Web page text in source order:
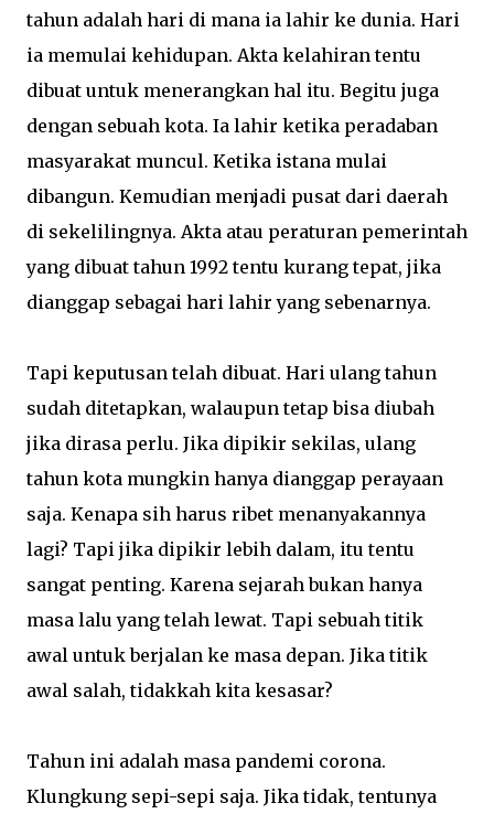
tahun adalah hari di mana ia lahir ke dunia. Hari
ia memulai kehidupan. Akta kelahiran tentu
dibuat untuk menerangkan hal itu. Begitu juga
dengan sebuah kota. Ia lahir ketika peradaban
masyarakat muncul. Ketika istana mulai
dibangun. Kemudian menjadi pusat dari daerah
di sekelilingnya. Akta atau peraturan pemerintah
yang dibuat tahun 1992 tentu kurang tepat, jika
dianggap sebagai hari lahir yang sebenarnya.
Tapi keputusan telah dibuat. Hari ulang tahun
sudah ditetapkan, walaupun tetap bisa diubah
jika dirasa perlu. Jika dipikir sekilas, ulang
tahun kota mungkin hanya dianggap perayaan
saja. Kenapa sih harus ribet menanyakannya
lagi? Tapi jika dipikir lebih dalam, itu tentu
sangat penting. Karena sejarah bukan hanya
masa lalu yang telah lewat. Tapi sebuah titik
awal untuk berjalan ke masa depan. Jika titik
awal salah, tidakkah kita kesasar?
Tahun ini adalah masa pandemi corona.
Klungkung sepi-sepi saja. Jika tidak, tentunya